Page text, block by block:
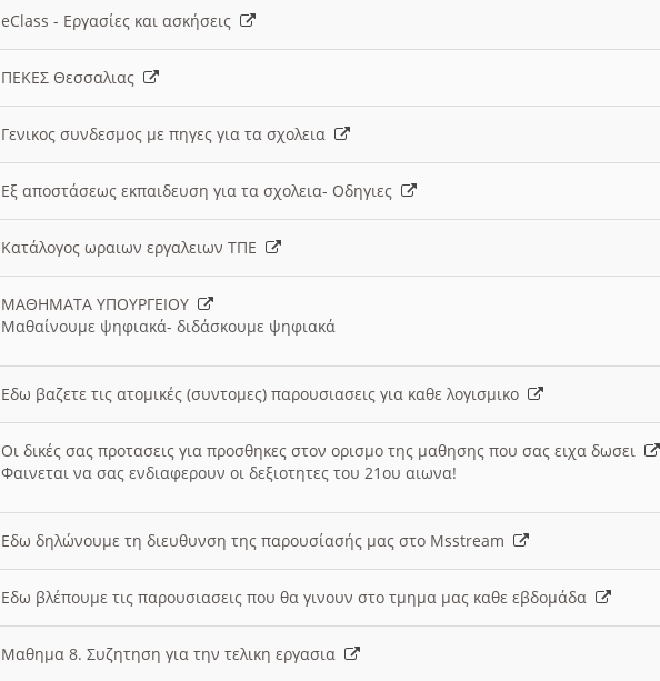
eClass - Εργασίες και ασκήσεις
ΠΕΚΕΣ Θεσσαλιας
Γενικος συνδεσμος με πηγες για τα σχολεια
Εξ αποστάσεως εκπαιδευση για τα σχολεια- Οδηγιες
Κατάλογος ωραιων εργαλειων ΤΠΕ
ΜΑΘΗΜΑΤΑ ΥΠΟΥΡΓΕΙΟΥ
Μαθαίνουμε ψηφιακά- διδάσκουμε ψηφιακά
Εδω βαζετε τις ατομικές (συντομες) παρουσιασεις για καθε λογισμικο
Οι δικές σας προτασεις για προσθηκες στον ορισμο της μαθησης που σας ειχα δωσει
Φαινεται να σας ενδιαφερουν οι δεξιοτητες του 21ου αιωνα!
Εδω δηλώνουμε τη διευθυνση της παρουσίασής μας στο Msstream
Εδω βλέπουμε τις παρουσιασεις που θα γινουν στο τμημα μας καθε εβδομάδα
Μαθημα 8. Συζητηση για την τελικη εργασια